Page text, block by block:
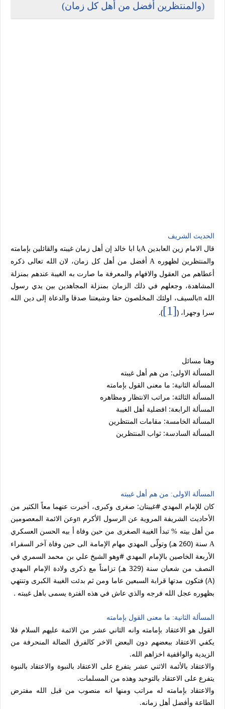
(والمنتظرين أفضل من أهل كل زمان)
الحديث الشريف
قال الامام زين العابدينAيا ابا خالد إن أهل زمان غيبته والقائلين بإمامته
والمنتظرين لظهوره Aأفضل من أهل كل زمان، لان الله تعالى ذكره
أعطاهم من العقول والافهام والمعرفة ما صارت به الغيبة عندهم بمنزلة
المشاهدة، وجعلهم في ذلك الزمان بمنزلة المجاهدين بين يدي رسول
اللهnبالسيف، اولئك المخلصون حقا وشيعتنا صدقا والدعاة إلى دين الله
سرا وجهرا، ([1]
).
وهنا مسائل
المسألة الاولى: من هم أهل غيبته
المسألة الثانية: ما معنى القول بإمامته
المسألة الثالثة: مراتب الانتظار ومظاهره
المسألة الرابعة: افضلية أهل الغيبة
المسألة الخامسة: مقامات المنتظرين
المسألة السادسة: ثواب المنتظرين
المسألة الاولى: من هم أهل غيبته
كان للإمام المهدي #غيبتان: صغرى وكبرى، أخبرت عنهما معاً الكثير من
الأحاديث الشريفة المروية عن الرسول الأكرم nوعن الائمة المعصومين
من أهل بيته % تبدأ الغيبة الصغرى من حين وفاة أ بيه الحسن العسكري
A
سنة (260 هـ) وتولّى المهدي مهام الإمامة الى حين وفاة آخر السفراء
الأربعة الخاصين بالإمام المهدي #وهو الشيخ علي بن محمد السمري في
النصف من شعبان سنة (329 هـ) تزامناً مع ذكرى ولادة الإمام المهدي
(
A) فتكون مدتها قرابة السبعين عاما ومن ثم بدئت الغيبة الكبرى وتنتهي
بظهوره عجل الله فرجه والذي عاش في هذه الفترة يسمى باهل غيبته .
المسألة الثانية: ما معنى القول بإمامته
القول هو الاعتقاد بإمامته وانه الثاني عشر من الائمة عليهم السلام فلا
يكفي الاعتقاد ببعضهم دون البعض الاخر كالفرق الضالة المنحرفة من
الزيدية والواقفية اخزاهم الله.
والاعتقاد بالأئمة الاثني عشر يتفرع على الاعتقاد بالنبوة والاعتقاد بالنبوة
يتفرع على الاعتقاد بالتوحيد وهذه من المسلمات.
والاعتقاد بإمامته له مراتب ومنها انه منصوب من قبل الله مفترض
الطاعة وأفضل أهل زمانه.